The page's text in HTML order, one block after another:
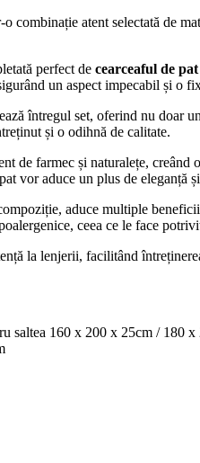
combinație atent selectată de
perfect de cearceaful de
un aspect impecabil și o
întregul set, oferind nu doar
și o odihnă de calitate.
de farmec și naturalețe,
vor aduce un plus de eleganță
aduce multiple
ceea ce le face
la lenjerii, facilitând
saltea 160 x 200 x 25cm / 180